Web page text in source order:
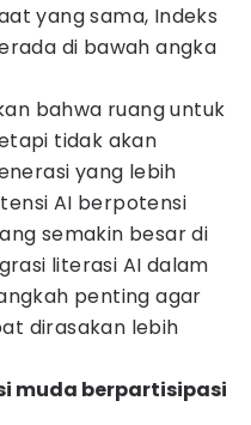
yang sama, Indeks
di bawah angka
bahwa ruang untuk
tidak akan
yang lebih
AI berpotensi
semakin besar di
literasi AI dalam
penting agar
dirasakan lebih
muda berpartisipasi